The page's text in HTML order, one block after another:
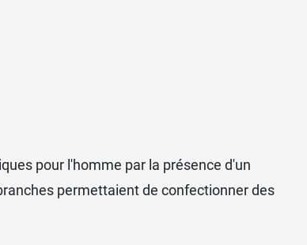
pour l'homme par la présence d'un
permettaient de confectionner des